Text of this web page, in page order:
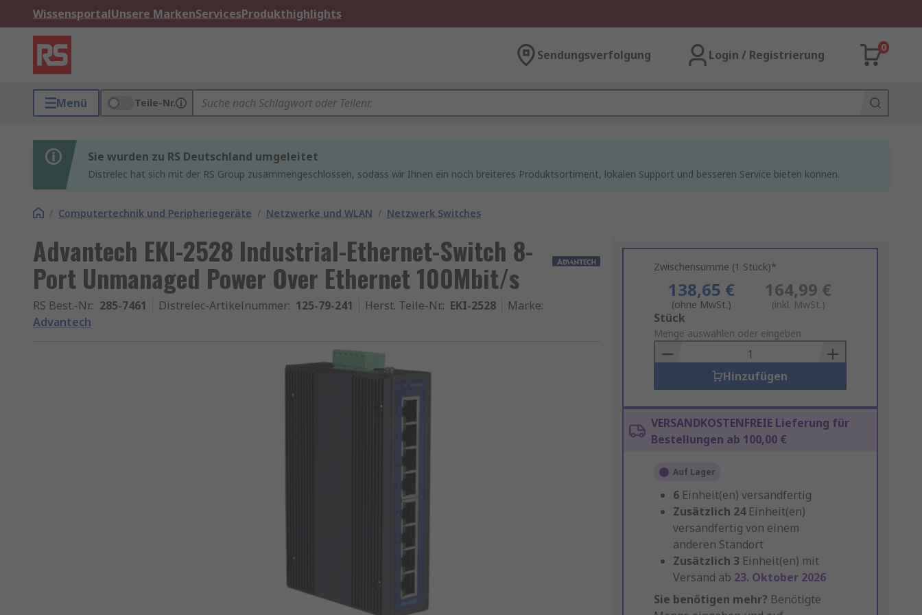
WissensportalUnsere MarkenServicesProdukthighlights
Sendungsverfolgung Login / Registrierung
0
Menü Teile-Nr.
Sie wurden zu RS Deutschland umgeleitet
Distrelec hat sich mit der RS Group zusammengeschlossen, sodass wir Ihnen ein noch breiteres Produktsortiment, lokalen Support und besseren Service bieten können.
/ Computertechnik und Peripheriegeräte / Netzwerke und WLAN / Netzwerk Switches
Advantech EKI-2528 Industrial-Ethernet-Switch 8-
Port Unmanaged Power Over Ethernet 100Mbit/s
RS Best.-Nr.: 285-7461 Distrelec-Artikelnummer: 125-79-241 Herst. Teile-Nr.: EKI-2528 Marke:
Advantech
Zwischensumme (1 Stück)*
138,65 €
(ohne MwSt.)
164,99 €
(inkl. MwSt.)
Add
to
Basket
Stück
Menge auswählen oder eingeben
Hinzufügen
VERSANDKOSTENFREIE Lieferung für
Bestellungen ab 100,00 €
Auf Lager
6 Einheit(en) versandfertig
Zusätzlich 24 Einheit(en)
versandfertig von einem
anderen Standort
Zusätzlich 3 Einheit(en) mit
Versand ab 23. Oktober 2026
Sie benötigen mehr? Benötigte